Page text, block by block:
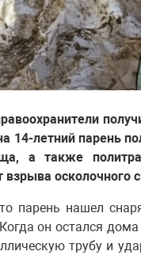
14-летний парень
а также
осколочного
парень нашел
он остался
трубу и